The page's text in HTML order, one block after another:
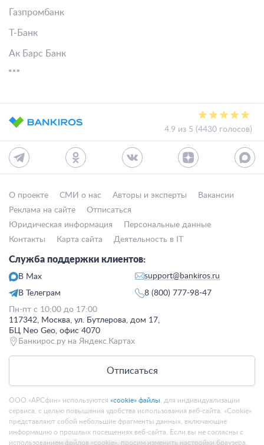
Газпромбанк
Т-Банк
Ак Барс Банк
4.9 из 5 (4430 голосов)
О проекте СМИ о нас Авторы и эксперты
Вакансии
Реклама на сайте
Отписаться
Юридическая информация
Персональные данные
Контакты
Карта сайта Деятельность в IT
Служба поддержки клиентов:
В Max
В Телеграм
support@bankiros.ru
8 (800) 777-98-47
Пн-пт с 10:00 до 17:00
117342, Москва, ул. Бутлерова, дом 17,
БЦ Neo Geo, офис 4070
Банкирос.ру на Яндекс.Картах
Отписаться
ООО «АРСфин» используются «cookie» файлы , для индивидуализации
сервиса, с целью повышения удобства использования веб-сайта. «Cookie»
представляют собой небольшие фрагменты данных, включающие
информацию о прошлых посещениях веб-сайта. Если вы не согласны с
использованием файлов «cookie», просим изменить настройки браузера.